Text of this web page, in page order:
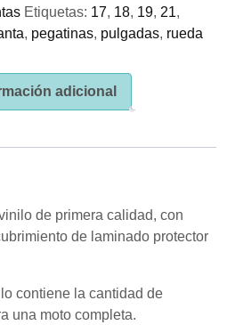
Etiquetas: 17, 18, 19, 21,
, pegatinas, pulgadas, rueda
adicional
de primera calidad, con
de laminado protector
contiene la cantidad de
una moto completa.